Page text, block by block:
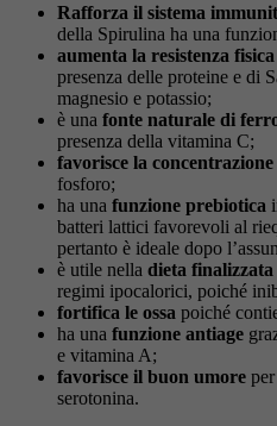
Rafforza il sistema
della Spirulina ha una
aumenta la resistenza fisica
presenza delle proteine e di
magnesio e potassio;
è una fonte naturale di
presenza della vitamina C;
favorisce la concentrazione
fosforo;
ha una funzione prebiotica
batteri lattici favorevoli al
pertanto è ideale dopo
è utile nella dieta
regimi ipocalorici, poiché
fortifica le ossa poiché
ha una funzione antiage
e vitamina A;
favorisce il buon umore
serotonina.